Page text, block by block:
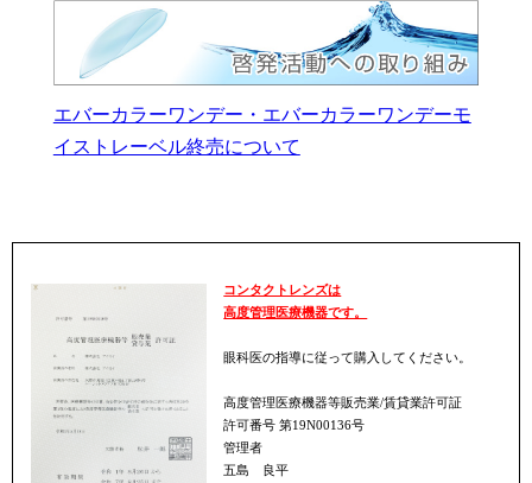
エバーカラーワンデー・エバーカラーワンデーモ
イストレーベル終売について
コンタクトレンズは
高度管理医療機器です。
眼科医の指導に従って購入してください。
高度管理医療機器等販売業/賃貸業許可証
許可番号 第19N00136号
管理者
五島 良平